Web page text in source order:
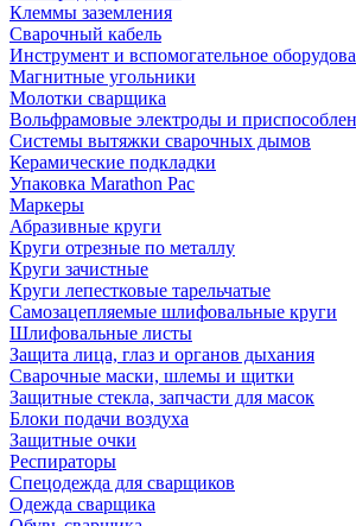
Клеммы заземления
Сварочный кабель
Инструмент и вспомогательное
Магнитные угольники
Молотки сварщика
Вольфрамовые электроды и
Системы вытяжки сварочных дымов
Керамические подкладки
Упаковка Marathon Pac
Маркеры
Абразивные круги
Круги отрезные по металлу
Круги зачистные
Круги лепестковые тарельчатые
Самозацепляемые шлифовальные круги
Шлифовальные листы
Защита лица, глаз и органов дыхания
Сварочные маски, шлемы и щитки
Защитные стекла, запчасти для масок
Блоки подачи воздуха
Защитные очки
Респираторы
Спецодежда для сварщиков
Одежда сварщика